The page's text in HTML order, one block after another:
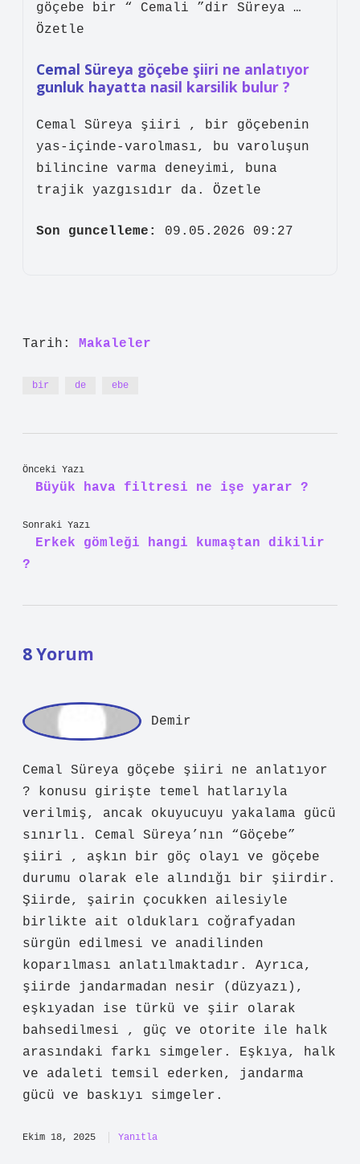
göçebe bir “ Cemali ”dir Süreya …
Özetle
Cemal Süreya göçebe şiiri ne anlatıyor
gunluk hayatta nasil karsilik bulur ?
Cemal Süreya şiiri , bir göçebenin
yas-içinde-varolması, bu varoluşun
bilincine varma deneyimi, buna
trajik yazgısıdır da. Özetle
Son guncelleme: 09.05.2026 09:27
Tarih: Makaleler
bir de ebe
Önceki Yazı
Büyük hava filtresi ne işe yarar ?
Sonraki Yazı
Erkek gömleği hangi kumaştan dikilir
?
8 Yorum
Cemal Süreya göçebe şiiri ne anlatıyor
? konusu girişte temel hatlarıyla
verilmiş, ancak okuyucuyu yakalama gücü
sınırlı. Cemal Süreya’nın “Göçebe”
şiiri , aşkın bir göç olayı ve göçebe
durumu olarak ele alındığı bir şiirdir.
Şiirde, şairin çocukken ailesiyle
birlikte ait oldukları coğrafyadan
sürgün edilmesi ve anadilinden
koparılması anlatılmaktadır. Ayrıca,
şiirde jandarmadan nesir (düzyazı),
eşkıyadan ise türkü ve şiir olarak
bahsedilmesi , güç ve otorite ile halk
arasındaki farkı simgeler. Eşkıya, halk
gücü ve baskıyı simgeler.